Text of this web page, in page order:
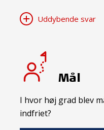
Uddybende svar
Mål
I hvor høj grad blev
indfriet?